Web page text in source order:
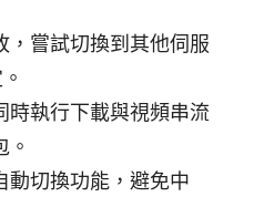
，嘗試切換到其他伺服
時執行下載與視頻串流
。
動切換功能，避免中